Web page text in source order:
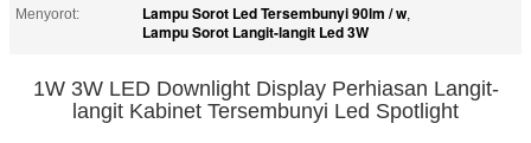
Menyorot:
Lampu Sorot Led Tersembunyi 90lm / w,
Lampu Sorot Langit-langit Led 3W
1W 3W LED Downlight Display Perhiasan Langit-
langit Kabinet Tersembunyi Led Spotlight